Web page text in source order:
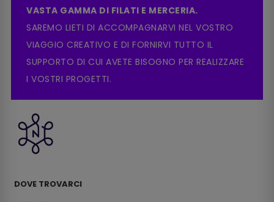
VASTA GAMMA DI FILATI E MERCERIA.
SAREMO LIETI DI ACCOMPAGNARVI NEL VOSTRO
VIAGGIO CREATIVO E DI FORNIRVI TUTTO IL
SUPPORTO DI CUI AVETE BISOGNO PER REALIZZARE
I VOSTRI PROGETTI.
DOVE TROVARCI